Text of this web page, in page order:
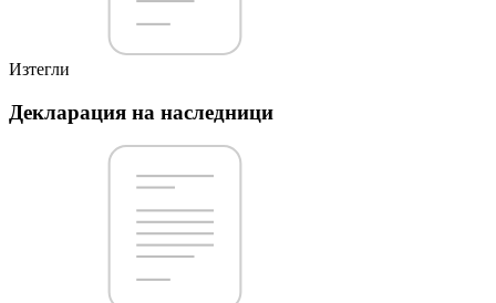
Изтегли
Декларация на наследници